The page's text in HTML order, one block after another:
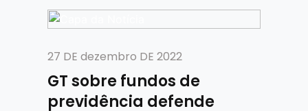
27 DE dezembro DE 2022
GT sobre fundos de
previdência defende